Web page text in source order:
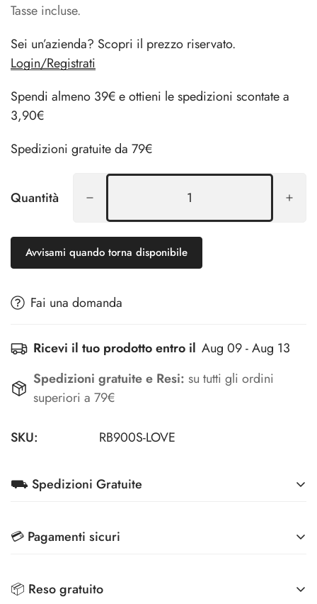
Tasse incluse.
Sei un’azienda? Scopri il prezzo riservato.
Login/Registrati
Spendi almeno 39€ e ottieni le spedizioni scontate a
3,90€
Spedizioni gratuite da 79€
Quantità
Avvisami quando torna disponibile
Fai una domanda
Ricevi il tuo prodotto entro il Aug 09 - Aug 13
Spedizioni gratuite e Resi: su tutti gli ordini
superiori a 79€
SKU: RB900S-LOVE
⛟ Spedizioni Gratuite
per Aziende)
Spedizioni scontate a 3,90€ per ordini superiori a 39€
💳 Pagamenti sicuri
metodi di pagamento più sicuri sul mercato
📦 Reso gratuito